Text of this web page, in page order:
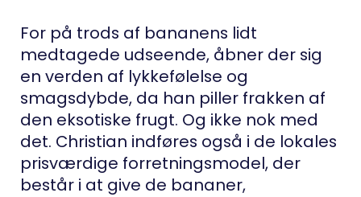
For på trods af bananens lidt
medtagede udseende, åbner der sig
en verden af lykkefølelse og
smagsdybde, da han piller frakken af
den eksotiske frugt. Og ikke nok med
det. Christian indføres også i de lokales
prisværdige forretningsmodel, der
består i at give de bananer,